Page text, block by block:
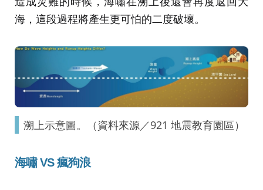
海，這段過程將產生更可怕的二度破壞。
溯上示意圖。（資料來源／921 地震教育園區）
海嘯 VS 瘋狗浪